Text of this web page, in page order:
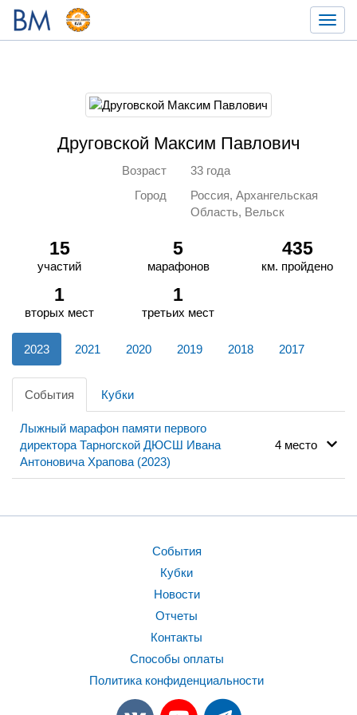
Друговской Максим Павлович
Возраст
33 года
Город
Россия, Архангельская
Область, Вельск
15
участий
5
марафонов
435
км. пройдено
1
вторых мест
1
третьих мест
2023 2021 2020 2019 2018 2017
События Кубки
Лыжный марафон памяти первого
директора Тарногской ДЮСШ Ивана
Антоновича Храпова (2023)
4 место
События
Кубки
Новости
Отчеты
Контакты
Способы оплаты
Политика конфиденциальности